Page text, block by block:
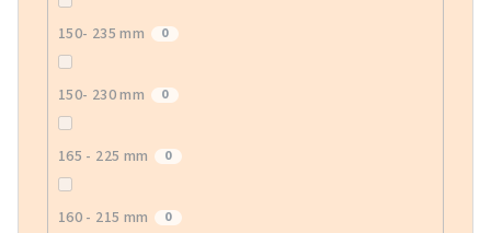
150- 235 mm 0
150- 230 mm 0
165 - 225 mm 0
160 - 215 mm 0